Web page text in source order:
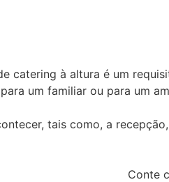
catering à altura é um
um familiar ou para um
tais como, a
Conte